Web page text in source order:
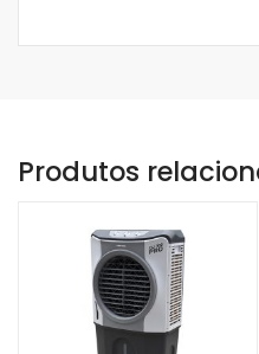
Produtos